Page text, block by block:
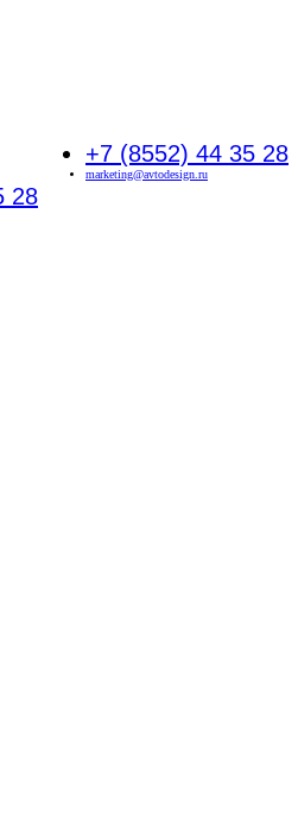
+7 (8552) 44 35 28
marketing@avtodesign.ru
28